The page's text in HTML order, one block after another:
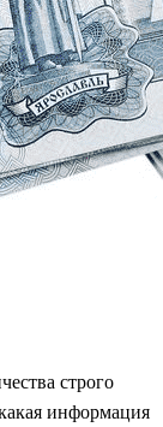
строго
информация